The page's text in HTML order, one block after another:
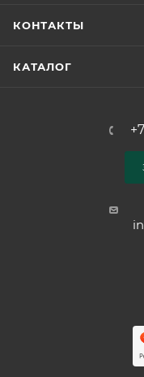
КОНТАКТЫ
КАТАЛОГ